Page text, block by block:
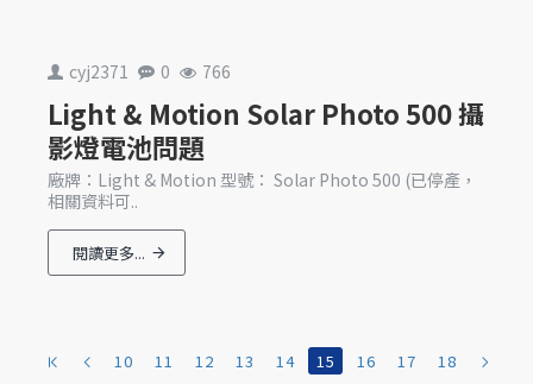
cyj2371 0 766
Light & Motion Solar Photo 500 攝
影燈電池問題
廠牌：Light & Motion 型號： Solar Photo 500 (已停產，
相關資料可..
閱讀更多...
10 11 12 13 14 15 16 17 18